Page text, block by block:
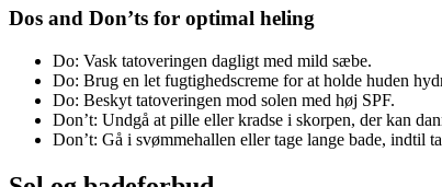
Dos and Don’ts for optimal heling
Do: Vask tatoveringen dagligt med mild sæbe.
Do: Brug en let fugtighedscreme for at holde huden
Do: Beskyt tatoveringen mod solen med høj SPF.
Don’t: Undgå at pille eller kradse i skorpen, der kan
Don’t: Gå i svømmehallen eller tage lange bade, indtil